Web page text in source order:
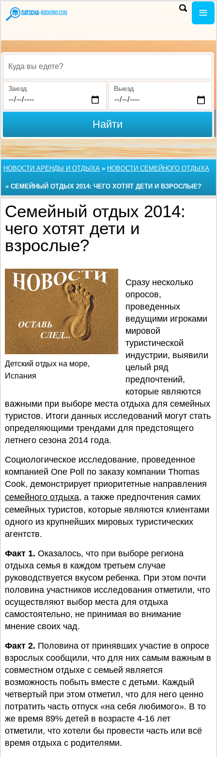
Куда вы едете?
Заезд Выезд
Найти
НОВОСТИ АРЕНДЫ И ОТДЫХА » НОВОСТИ СЕМЕЙНОГО ОТДЫХА
» СЕМЕЙНЫЙ ОТДЫХ 2014: ЧЕГО ХОТЯТ ДЕТИ И ВЗРОСЛЫЕ?
Семейный отдых 2014:
чего хотят дети и
взрослые?
Детский отдых на море,
Испания
Сразу несколько
опросов,
проведенных
ведущими игроками
мировой
туристической
индустрии, выявили
целый ряд
предпочтений,
которые являются
важными при выборе места отдыха для семейных
туристов. Итоги данных исследований могут стать
определяющими трендами для предстоящего
летнего сезона 2014 года.
Социологическое исследование, проведенное
компанией One Poll по заказу компании Thomas
Cook, демонстрирует приоритетные направления
семейного отдыха, а также предпочтения самих
семейных туристов, которые являются клиентами
одного из крупнейших мировых туристических
агентств.
Факт 1. Оказалось, что при выборе региона
отдыха семья в каждом третьем случае
руководствуется вкусом ребенка. При этом почти
половина участников исследования отметили, что
осуществляют выбор места для отдыха
самостоятельно, не принимая во внимание
мнение своих чад.
Факт 2. Половина от принявших участие в опросе
взрослых сообщили, что для них самым важным в
совместном отдыхе с семьей является
возможность побыть вместе с детьми. Каждый
четвертый при этом отметил, что для него ценно
потратить часть отпуск «на себя любимого». В то
же время 89% детей в возрасте 4-16 лет
отметили, что хотели бы провести часть или всё
время отдыха с родителями.